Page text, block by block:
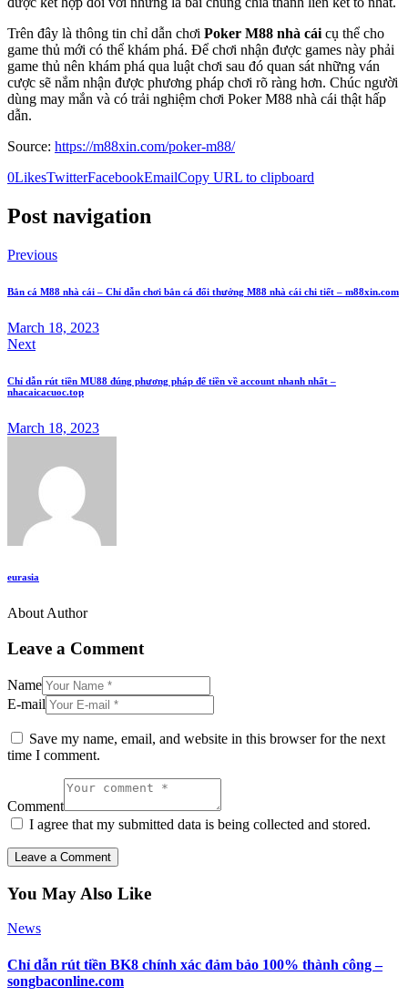
Trên đây là thông tin chỉ dẫn chơi Poker M88 nhà cái cụ thể cho
game thủ mới có thể khám phá. Để chơi nhận được games này phải
game thủ nên khám phá qua luật chơi sau đó quan sát những ván
cược sẽ nắm nhận được phương pháp chơi rõ ràng hơn. Chúc người
dùng may mắn và có trải nghiệm chơi Poker M88 nhà cái thật hấp
dẫn.
Source: https://m88xin.com/poker-m88/
0LikesTwitterFacebookEmailCopy URL to clipboard
Post navigation
Previous
Bắn cá M88 nhà cái – Chỉ dẫn chơi bắn cá đổi thưởng M88 nhà cái chi tiết – m88xin.com
March 18, 2023
Next
Chỉ dẫn rút tiền MU88 đúng phương pháp để tiền về account nhanh nhất –
nhacaicacuoc.top
March 18, 2023
eurasia
About Author
Leave a Comment
Name
E-mail
Save my name, email, and website in this browser for the next
time I comment.
Comment
I agree that my submitted data is being collected and stored.
You May Also Like
News
Chỉ dẫn rút tiền BK8 chính xác đảm bảo 100% thành công –
songbaconline.com